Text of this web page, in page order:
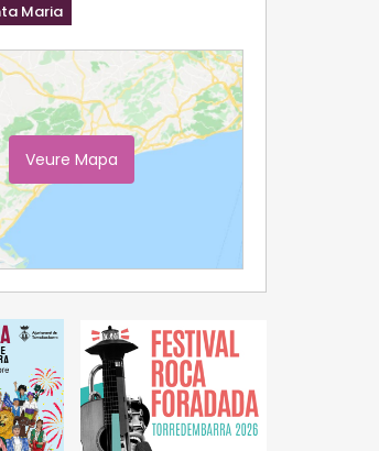
Maria
Veure Mapa